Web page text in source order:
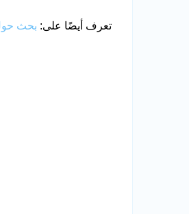
تعرف أيضًا على: بحث حول